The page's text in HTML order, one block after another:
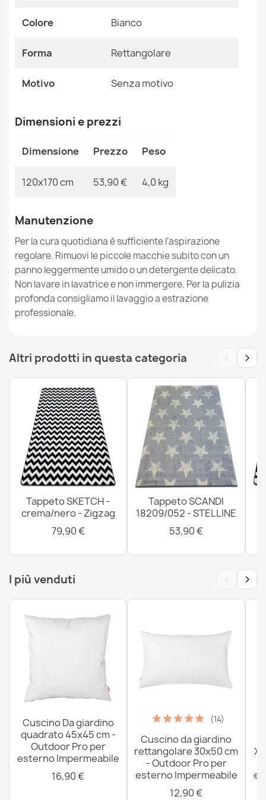
Tappeto ACRILICO YAZZ Rosa Cipria
219,90 €
80,90 €
Tappeto SCANDI 18209/052 - STELLINE
53,90 €
MPN
Colore Bianco
Forma Rettangolare
Motivo Senza motivo
Dimensioni e prezzi
Dimensione Prezzo Peso
120x170 cm 53,90 € 4,0 kg
Manutenzione
Per la cura quotidiana è sufficiente l’aspirazione
regolare. Rimuovi le piccole macchie subito con un
panno leggermente umido o un detergente delicato.
Non lavare in lavatrice e non immergere. Per la pulizia
profonda consigliamo il lavaggio a estrazione
professionale.
Altri prodotti in questa categoria ‹ ›
Tappeto SKETCH -
crema/nero - Zigzag
79,90 €
Tappeto SCANDI
18209/052 - STELLINE
53,90 €
I più venduti ‹ ›
Cuscino Da giardino
quadrato 45x45 cm -
Outdoor Pro per
esterno Impermeabile
16,90 €
(14)
Cuscino da giardino
rettangolare 30x50 cm
- Outdoor Pro per
esterno Impermeabile
12,90 €